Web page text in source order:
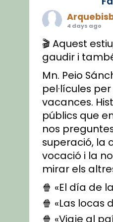
4 days ago
🎬 Aquest
gaudir i
Mn. Peio
pel·lícules
vacances.
públics que
nos
superació, la
vocació i la
mirar els
🍿 «El día de
🍿 «Las locas